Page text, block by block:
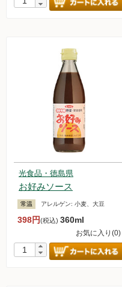
光食品・徳島県
お好みソース
常温 アレルゲン: 小麦、大豆
398円(税込) 360ml
お気に入り(0)